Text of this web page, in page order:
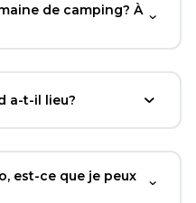
de camping? À
a-t-il lieu?
est-ce que je peux